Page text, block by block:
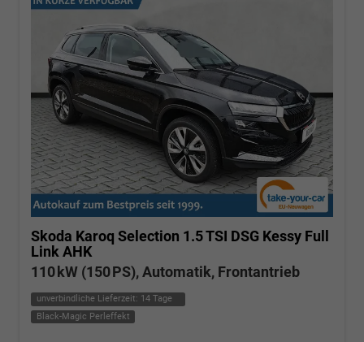
Skoda Karoq Selection 1.5 TSI DSG Kessy Full
Link AHK
110 kW (150 PS), Automatik, Frontantrieb
unverbindliche Lieferzeit: 14 Tage
Black-Magic Perleffekt